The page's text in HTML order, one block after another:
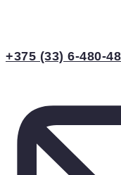
+375 (33) 6-480-